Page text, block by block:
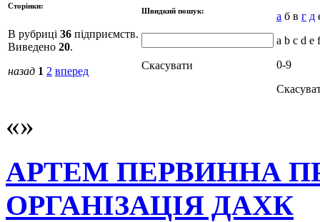
Сторінки:
В рубриці 36 підприємств.
Виведено 20.
назад 1 2 вперед
Швидкий пошук:
Скасувати
а б в г д
a b c d e
0-9
АРТЕМ ПЕРВИННА
ОРГАНІЗАЦІЯ ДАХК